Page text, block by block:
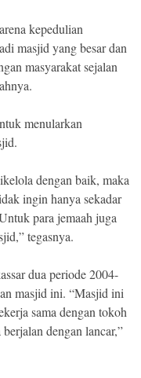
kepedulian
masjid yang besar dan
masyarakat sejalan
menularkan
dengan baik, maka
ingin hanya sekadar
para jemaah juga
tegasnya.
dua periode 2004-
masjid ini. “Masjid ini
sama dengan tokoh
dengan lancar,”